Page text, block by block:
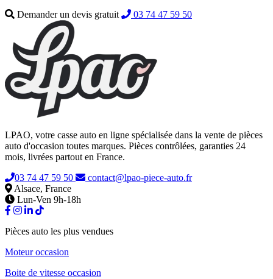
Demander un devis gratuit
03 74 47 59 50
LPAO, votre casse auto en ligne spécialisée dans la vente de pièces
auto d'occasion toutes marques. Pièces contrôlées, garanties 24
mois, livrées partout en France.
03 74 47 59 50
contact@lpao-piece-auto.fr
Alsace, France
Lun-Ven 9h-18h
Pièces auto les plus vendues
Moteur occasion
Boite de vitesse occasion